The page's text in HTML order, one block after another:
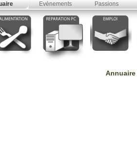
Evènements Passions
Annuaire